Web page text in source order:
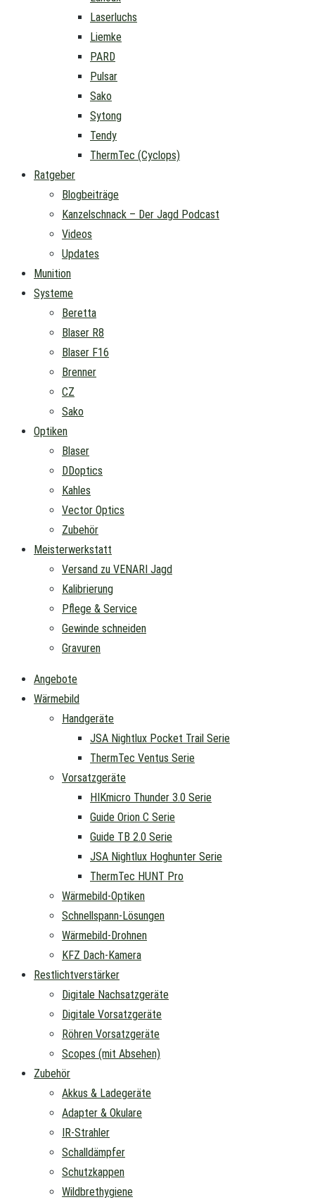
Laserluchs
Liemke
PARD
Pulsar
Sako
Sytong
Tendy
ThermTec (Cyclops)
Ratgeber
Blogbeiträge
Kanzelschnack – Der Jagd Podcast
Videos
Updates
Munition
Systeme
Beretta
Blaser R8
Blaser F16
Brenner
CZ
Sako
Optiken
Blaser
DDoptics
Kahles
Vector Optics
Zubehör
Meisterwerkstatt
Versand zu VENARI Jagd
Kalibrierung
Pflege & Service
Gewinde schneiden
Gravuren
Angebote
Wärmebild
Handgeräte
JSA Nightlux Pocket Trail Serie
ThermTec Ventus Serie
Vorsatzgeräte
HIKmicro Thunder 3.0 Serie
Guide Orion C Serie
Guide TB 2.0 Serie
JSA Nightlux Hoghunter Serie
ThermTec HUNT Pro
Wärmebild-Optiken
Schnellspann-Lösungen
Wärmebild-Drohnen
KFZ Dach-Kamera
Restlichtverstärker
Digitale Nachsatzgeräte
Digitale Vorsatzgeräte
Röhren Vorsatzgeräte
Scopes (mit Absehen)
Zubehör
Akkus & Ladegeräte
Adapter & Okulare
IR-Strahler
Schalldämpfer
Schutzkappen
Wildbrethygiene